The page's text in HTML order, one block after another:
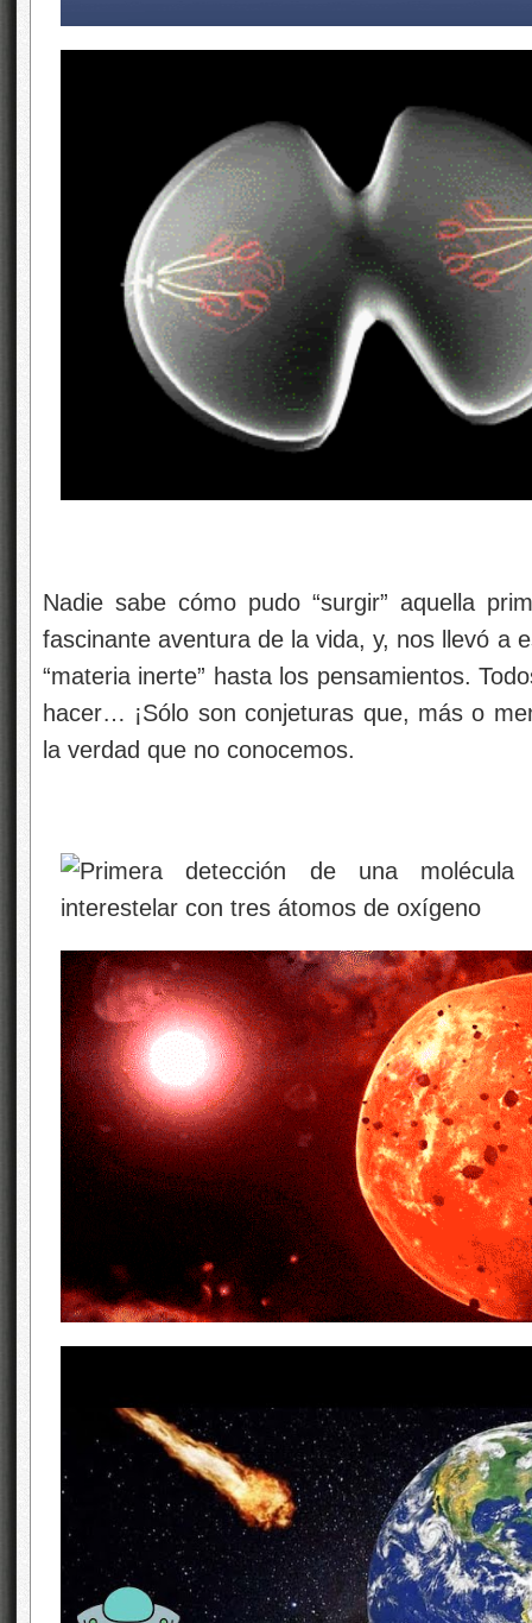
Nadie sabe cómo pudo “surgir” aquella
fascinante aventura de la vida, y, nos llevó a
“materia inerte” hasta los pensamientos.
hacer… ¡Sólo son conjeturas que, más o
la verdad que no conocemos.